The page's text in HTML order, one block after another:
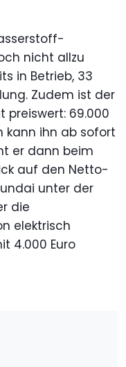
nicht allzu
in Betrieb, 33
Zudem ist der
preiswert: 69.000
kann ihn ab sofort
er dann beim
auf den Netto-
unter der
die
elektrisch
4.000 Euro